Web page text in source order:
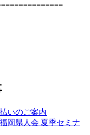
いのご案内
岡県人会 夏季セミナ